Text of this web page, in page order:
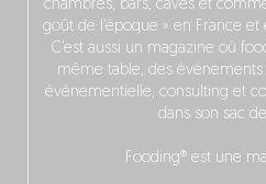
chambres, bars, caves et
goût de l’époque » en France
C’est aussi un magazine où
même table, des
événementielle, consulting et
dans son sac
Fooding® est une